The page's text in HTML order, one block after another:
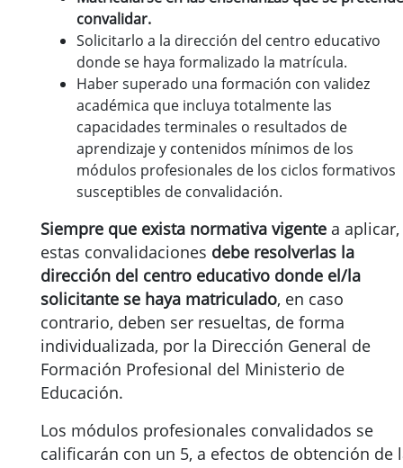
convalidar.
Solicitarlo a la dirección del centro educativo
donde se haya formalizado la matrícula.
Haber superado una formación con validez
académica que incluya totalmente las
capacidades terminales o resultados de
aprendizaje y contenidos mínimos de los
módulos profesionales de los ciclos formativos
susceptibles de convalidación.
Siempre que exista normativa vigente a aplicar,
estas convalidaciones debe resolverlas la
dirección del centro educativo donde el/la
solicitante se haya matriculado, en caso
contrario, deben ser resueltas, de forma
individualizada, por la Dirección General de
Formación Profesional del Ministerio de
Educación.
Los módulos profesionales convalidados se
calificarán con un 5, a efectos de obtención de